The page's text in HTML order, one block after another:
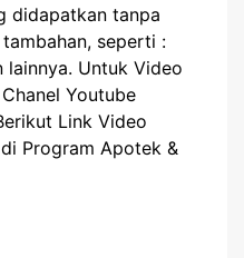
didapatkan tanpa
seperti :
lainnya. Untuk Video
Youtube
Link Video
Program Apotek &